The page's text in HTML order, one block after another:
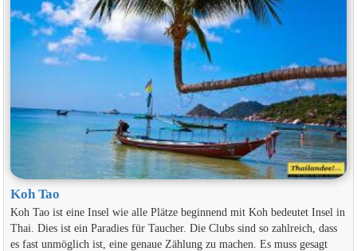
Koh Tao
Koh Tao ist eine Insel wie alle Plätze beginnend mit Koh bedeutet Insel in
Thai. Dies ist ein Paradies für Taucher. Die Clubs sind so zahlreich, dass
es fast unmöglich ist, eine genaue Zählung zu machen. Es muss gesagt